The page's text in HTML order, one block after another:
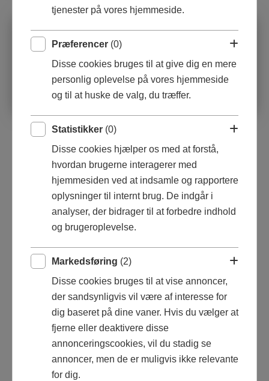
Keramik skulptur
Stentøj
KIER BANG
mariakierbang@gmail.com
Se og ret cookie tilladelser
© 2026 Alle rettigheder forbeholdes
tjenester på vores hjemmeside.
Præferencer (0)
Disse cookies bruges til at give dig en mere
personlig oplevelse på vores hjemmeside
og til at huske de valg, du træffer.
Statistikker (0)
Disse cookies hjælper os med at forstå,
hvordan brugerne interagerer med
hjemmesiden ved at indsamle og rapportere
oplysninger til internt brug. De indgår i
analyser, der bidrager til at forbedre indhold
og brugeroplevelse.
Markedsføring (2)
Disse cookies bruges til at vise annoncer,
der sandsynligvis vil være af interesse for
dig baseret på dine vaner. Hvis du vælger at
fjerne eller deaktivere disse
annonceringscookies, vil du stadig se
annoncer, men de er muligvis ikke relevante
for dig.